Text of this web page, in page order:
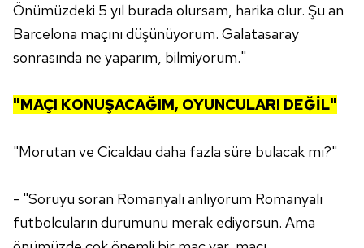
Önümüzdeki 5 yıl burada olursam, harika olur. Şu an
Barcelona maçını düşünüyorum. Galatasaray
sonrasında ne yaparım, bilmiyorum."
"MAÇI KONUŞACAĞIM, OYUNCULARI DEĞİL"
"Morutan ve Cicaldau daha fazla süre bulacak mı?"
- "Soruyu soran Romanyalı anlıyorum Romanyalı
futbolcuların durumunu merak ediyorsun. Ama